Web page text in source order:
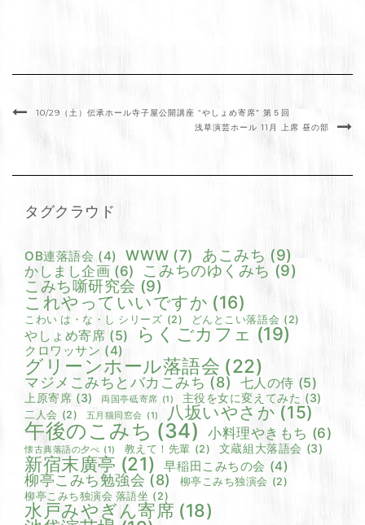
10/29（土）伝承ホール寺子屋公開講座 “やしょめ寄席” 第５回
浅草演芸ホール 11月 上席 昼の部
タグクラウド
OB連落語会 (4) WWW (7) あこみち (9)
かしまし企画 (6) こみちのゆくみち (9)
こみち噺研究会 (9)
これやっていいですか (16)
こわい は・な・し シリーズ (2) どんとこい落語会 (2)
やしょめ寄席 (5) らくごカフェ (19)
クロワッサン (4)
グリーンホール落語会 (22)
マジメこみちとバカこみち (8) 七人の侍 (5)
上原寄席 (3) 両国亭砥寄席 (1) 主役を女に変えてみた (3)
二人会 (2) 五月猫同窓会 (1) 八坂いやさか (15)
午後のこみち (34) 小料理やきもち (6)
懐古典落語の夕べ (1) 教えて！先輩 (2) 文蔵組大落語会 (3)
新宿末廣亭 (21) 早稲田こみちの会 (4)
柳亭こみち勉強会 (8) 柳亭こみち独演会 (2)
柳亭こみち独演会 落語坐 (2)
水戸みやぎん寄席 (18)